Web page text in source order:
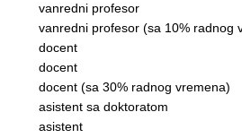
vanredni profesor
vanredni profesor (sa 10% radnog
docent
docent
docent (sa 30% radnog vremena)
asistent sa doktoratom
asistent